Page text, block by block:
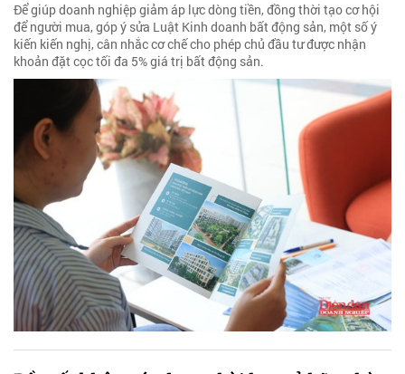
Để giúp doanh nghiệp giảm áp lực dòng tiền, đồng thời tạo cơ hội
để người mua, góp ý sửa Luật Kinh doanh bất động sản, một số ý
kiến kiến nghị, cân nhắc cơ chế cho phép chủ đầu tư được nhận
khoản đặt cọc tối đa 5% giá trị bất động sản.